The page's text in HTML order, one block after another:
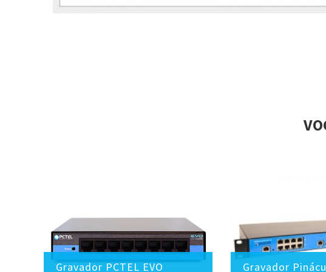
Gravador PCTEL EVO
Gravador